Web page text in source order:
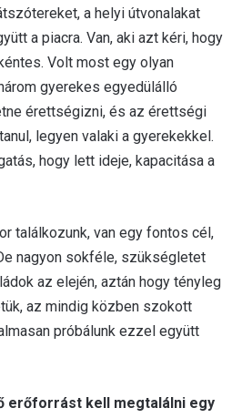
a helyi útvonalakat
a piacra. Van, aki azt kéri, hogy
Volt most egy olyan
gyerekes egyedülálló
érettségizni, és az érettségi
legyen valaki a gyerekekkel.
hogy lett ideje, kapacitása a
találkozunk, van egy fontos cél,
nagyon sokféle, szükségletet
az elején, aztán hogy tényleg
az mindig közben szokott
próbálunk ezzel együtt
erőforrást kell megtalálni egy